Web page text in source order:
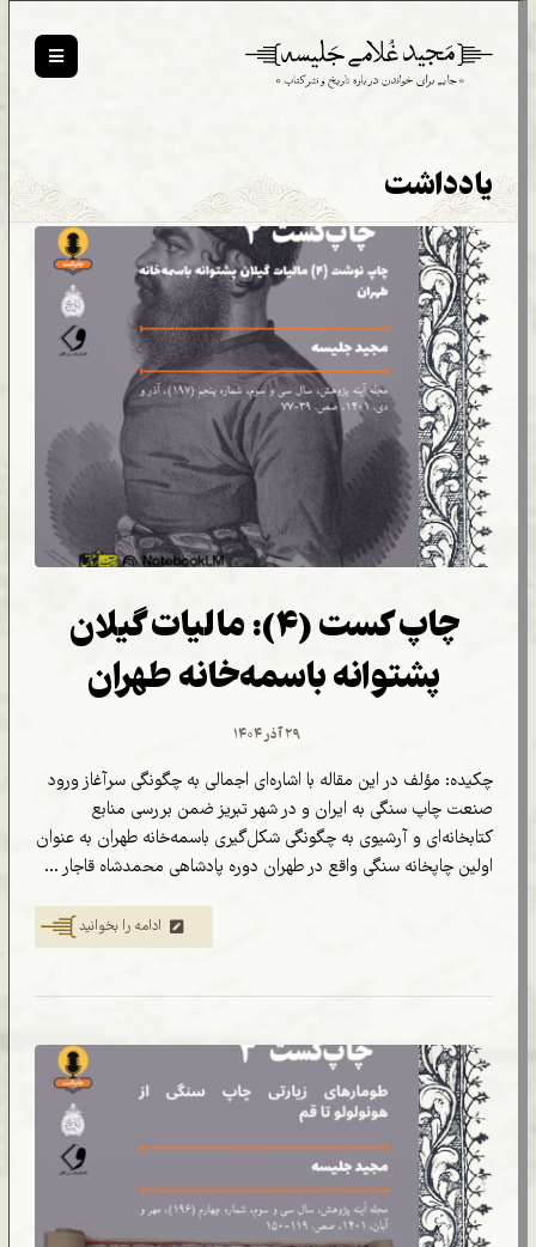
یادداشت
چاپ کست (۴): مالیات گیلان
پشتوانه باسمه‌خانه طهران
۲۹ آذر ۱۴۰۴
چکیده: مؤلف در این مقاله با اشاره‌ای اجمالی به چگونگی سرآغاز ورود
صنعت چاپ سنگی به ایران و در شهر تبریز ضمن بررسی منابع
کتابخانه‌ای و آرشیوی به چگونگی شکل‌گیری باسمه‌خانه طهران به عنوان
اولین چاپخانه سنگی واقع در طهران دوره پادشاهی محمدشاه قاجار ...
ادامه را بخوانید